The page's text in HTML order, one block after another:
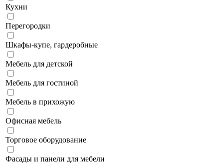
Кухни
Перегородки
Шкафы-купе, гардеробные
Мебель для детской
Мебель для гостиной
Мебель в прихожую
Офисная мебель
Торговое оборудование
Фасады и панели для мебели